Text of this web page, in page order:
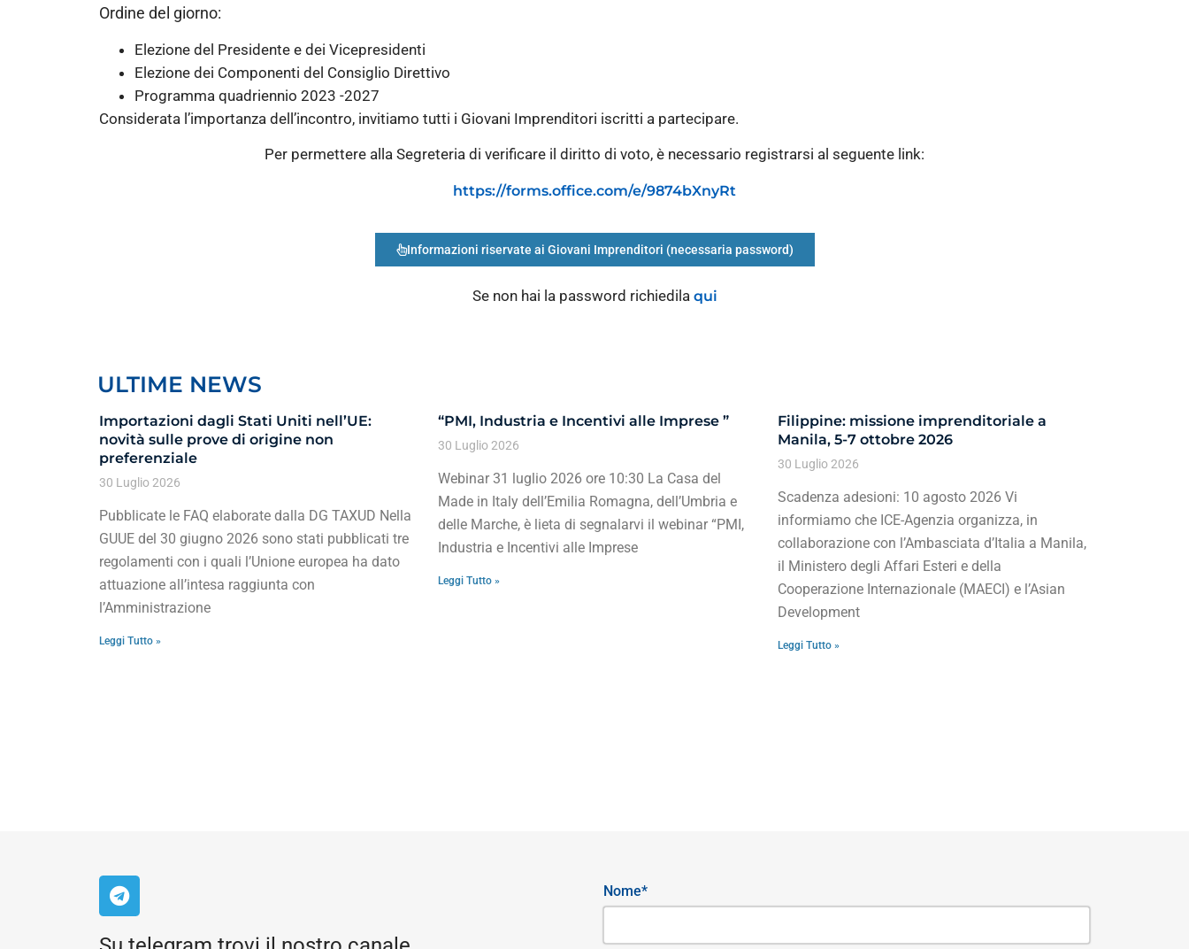
Ordine del giorno:
Elezione del Presidente e dei Vicepresidenti
Elezione dei Componenti del Consiglio Direttivo
Programma quadriennio 2023 -2027
Considerata l’importanza dell’incontro, invitiamo tutti i Giovani Imprenditori iscritti a partecipare.
Per permettere alla Segreteria di verificare il diritto di voto, è necessario registrarsi al seguente link:
https://forms.office.com/e/9874bXnyRt
Informazioni riservate ai Giovani Imprenditori (necessaria password)
Se non hai la password richiedila qui
ULTIME NEWS
Importazioni dagli Stati Uniti nell’UE:
novità sulle prove di origine non
preferenziale
30 Luglio 2026
Pubblicate le FAQ elaborate dalla DG TAXUD Nella
GUUE del 30 giugno 2026 sono stati pubblicati tre
regolamenti con i quali l’Unione europea ha dato
attuazione all’intesa raggiunta con
l’Amministrazione
Leggi Tutto »
“PMI, Industria e Incentivi alle Imprese ”
30 Luglio 2026
Webinar 31 luglio 2026 ore 10:30 La Casa del
Made in Italy dell’Emilia Romagna, dell’Umbria e
delle Marche, è lieta di segnalarvi il webinar “PMI,
Industria e Incentivi alle Imprese
Leggi Tutto »
Filippine: missione imprenditoriale a
Manila, 5-7 ottobre 2026
30 Luglio 2026
Scadenza adesioni: 10 agosto 2026 Vi
informiamo che ICE-Agenzia organizza, in
collaborazione con l’Ambasciata d’Italia a Manila,
il Ministero degli Affari Esteri e della
Cooperazione Internazionale (MAECI) e l’Asian
Development
Leggi Tutto »
Nome*